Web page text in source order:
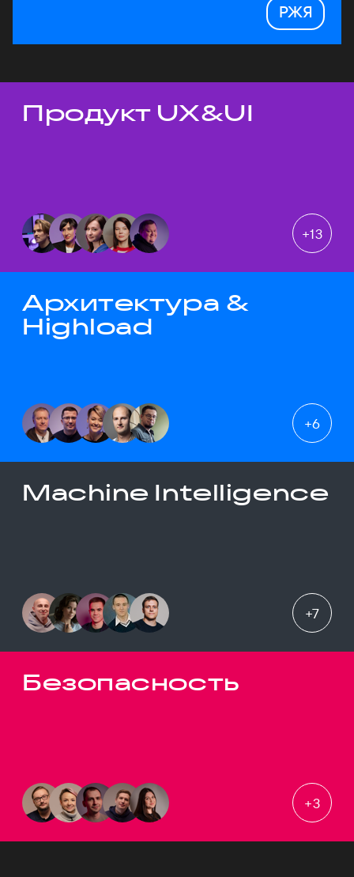
РЖЯ
Темы докладов
Продукт UX&UI
+13
Архитектура &
Highload
+6
Machine Intelligence
+7
Безопасность
+3